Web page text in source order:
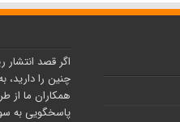
اگر قصد انتشار
چنین را دارید،
همکاران ما از
پاسخگویی به